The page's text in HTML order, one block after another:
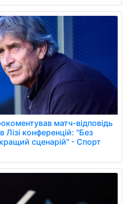
матч-відповідь
Лізі конференцій: "Без
сценарій" - Спорт